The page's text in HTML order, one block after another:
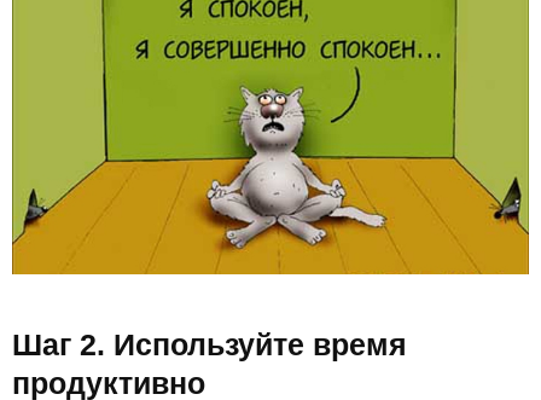
Шаг 2. Используйте время
продуктивно